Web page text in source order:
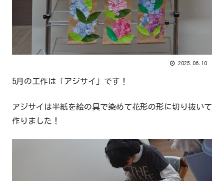
2025.06.10
5月の工作は「アジサイ」です！
アジサイは半紙を絵の具で染めて花形の形に切り抜いて
作りました！